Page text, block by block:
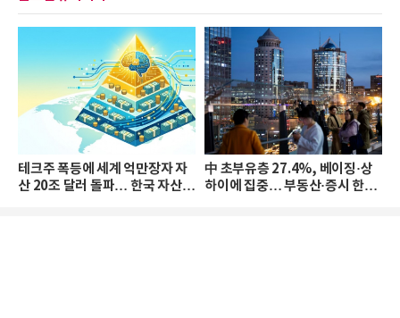
테크주 폭등에 세계 억만장자 자
산 20조 달러 돌파… 한국 자산
中 초부유층 27.4%, 베이징·상
하이에 집중… 부동산·증시 한파